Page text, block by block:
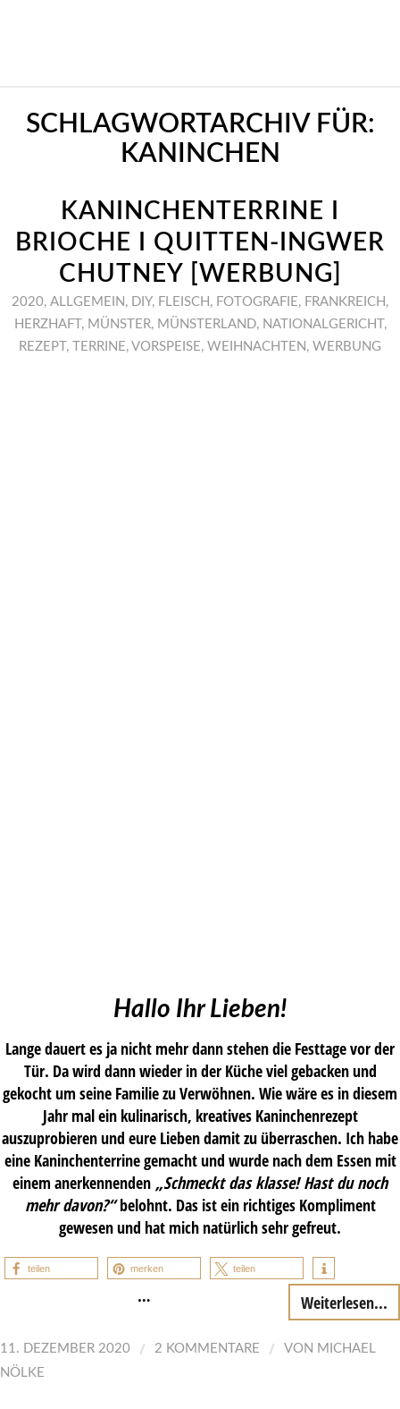
SCHLAGWORTARCHIV FÜR:
KANINCHEN
KANINCHENTERRINE I
BRIOCHE I QUITTEN-INGWER
CHUTNEY [WERBUNG]
2020, ALLGEMEIN , DIY, FLEISCH , FOTOGRAFIE, FRANKREICH ,
HERZHAFT , MÜNSTER, MÜNSTERLAND, NATIONALGERICHT ,
REZEPT , TERRINE, VORSPEISE, WEIHNACHTEN , WERBUNG
Hallo Ihr Lieben!
Lange dauert es ja nicht mehr dann stehen die Festtage vor der
Tür. Da wird dann wieder in der Küche viel gebacken und
gekocht um seine Familie zu Verwöhnen. Wie wäre es in diesem
Jahr mal ein kulinarisch, kreatives Kaninchenrezept
auszuprobieren und eure Lieben damit zu überraschen. Ich habe
eine Kaninchenterrine gemacht und wurde nach dem Essen mit
einem anerkennenden „Schmeckt das klasse! Hast du noch
mehr davon?“belohnt. Das ist ein richtiges Kompliment
gewesen und hat mich natürlich sehr gefreut.
teilen merken teilen
… Weiterlesen...
11. DEZEMBER 2020 / 2 KOMMENTARE / VON MICHAEL
NÖLKE